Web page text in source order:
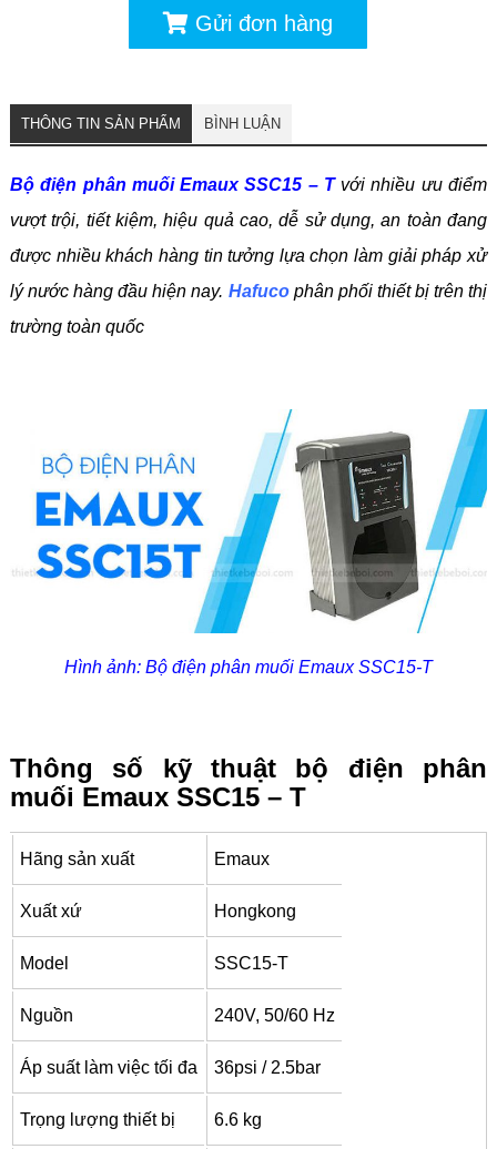
Gửi đơn hàng
THÔNG TIN SẢN PHẨM BÌNH LUẬN
Bộ điện phân muối Emaux SSC15 – Tvới nhiều ưu điểm
vượt trội, tiết kiệm, hiệu quả cao, dễ sử dụng, an toàn đang
được nhiều khách hàng tin tưởng lựa chọn làm giải pháp xử
lý nước hàng đầu hiện nay. Hafucophân phối thiết bị trên thị
trường toàn quốc
Hình ảnh: Bộ điện phân muối Emaux SSC15-T
Thông số kỹ thuật bộ điện phân
muối Emaux SSC15 – T
Hãng sản xuất Emaux
Xuất xứ Hongkong
Model SSC15-T
Nguồn 240V, 50/60 Hz
Áp suất làm việc tối đa 36psi / 2.5bar
Trọng lượng thiết bị 6.6 kg